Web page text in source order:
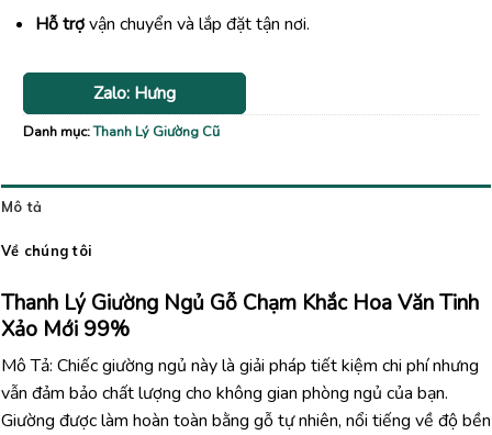
Hỗ trợvận chuyển và lắp đặt tận nơi.
Zalo: Hưng
Danh mục:Thanh Lý Giường Cũ
Mô tả
Về chúng tôi
Thanh Lý Giường Ngủ Gỗ Chạm Khắc Hoa Văn Tinh
Xảo Mới 99%
Mô Tả: Chiếc giường ngủ này là giải pháp tiết kiệm chi phí nhưng
vẫn đảm bảo chất lượng cho không gian phòng ngủ của bạn.
Giường được làm hoàn toàn bằng gỗ tự nhiên, nổi tiếng về độ bền